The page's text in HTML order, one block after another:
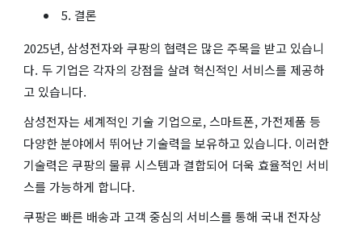
5. 결론
2025년, 삼성전자와 쿠팡의 협력은 많은 주목을 받고 있습니
다. 두 기업은 각자의 강점을 살려 혁신적인 서비스를 제공하
고 있습니다.
삼성전자는 세계적인 기술 기업으로, 스마트폰, 가전제품 등
다양한 분야에서 뛰어난 기술력을 보유하고 있습니다. 이러한
기술력은 쿠팡의 물류 시스템과 결합되어 더욱 효율적인 서비
스를 가능하게 합니다.
쿠팡은 빠른 배송과 고객 중심의 서비스를 통해 국내 전자상